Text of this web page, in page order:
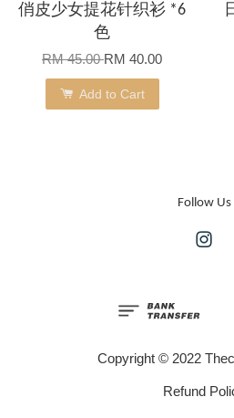
俏皮少女提花针织衫 *6
色
RM 45.00RM 40.00
Add to Cart
Follow Us
Copyright © 2022
Refund